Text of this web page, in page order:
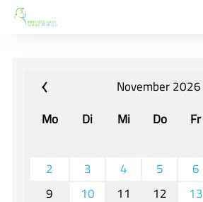
Neu hier?
Für Eltern und Schüler
Veranstaltungen und Termine
Unser Unterricht - Fachcurricula
November 2026
Mo
Di Mi Do Fr
2
3 4 5 6
9
10 11 12 13